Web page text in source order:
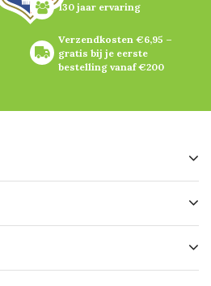
130 jaar ervaring
Verzendkosten €6,95 –
gratis bij je eerste
bestelling vanaf €200